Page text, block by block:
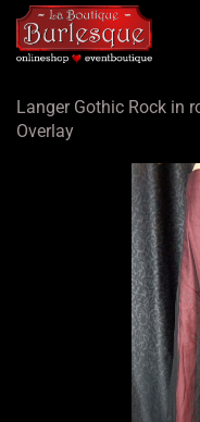
Langer Gothic Rock in
Overlay